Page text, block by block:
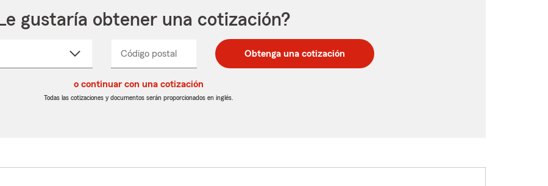
gustaría obtener una cotización?
Código postal
postal
de
postal
de
_____ Obtenga una cotización
o continuar con una cotización
Todas las cotizaciones y documentos serán proporcionados en inglés.